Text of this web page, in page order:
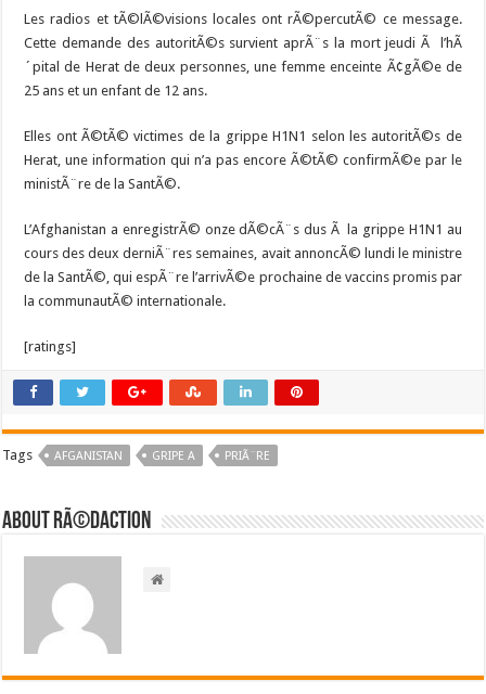
Les radios et tÃ©lÃ©visions locales ont rÃ©percutÃ© ce message.
Cette demande des autoritÃ©s survient aprÃ¨s la mort jeudi Ã l’hÃ
´pital de Herat de deux personnes, une femme enceinte Ã¢gÃ©e de
25 ans et un enfant de 12 ans.
Elles ont Ã©tÃ© victimes de la grippe H1N1 selon les autoritÃ©s de
Herat, une information qui n’a pas encore Ã©tÃ© confirmÃ©e par le
ministÃ¨re de la SantÃ©.
L’Afghanistan a enregistrÃ© onze dÃ©cÃ¨s dus Ã la grippe H1N1 au
cours des deux derniÃ¨res semaines, avait annoncÃ© lundi le ministre
de la SantÃ©, qui espÃ¨re l’arrivÃ©e prochaine de vaccins promis par
la communautÃ© internationale.
[ratings]
Tags AFGANISTAN GRIPE A PRIÃ¨RE
About RÃ©daction